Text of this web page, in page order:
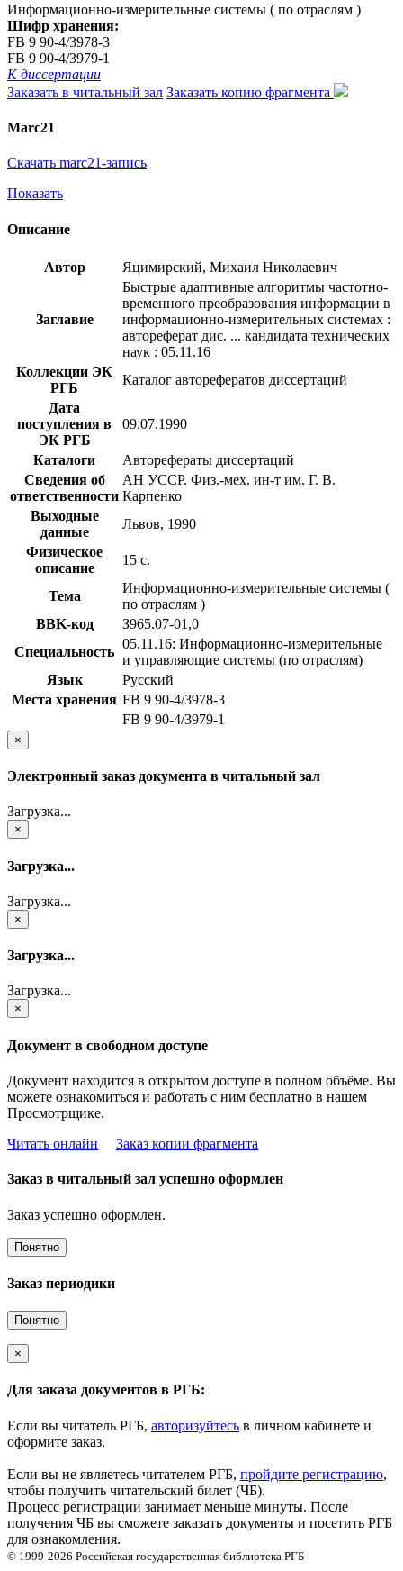
Информационно-измерительные системы ( по отраслям )
Шифр хранения:
FB 9 90-4/3978-3
FB 9 90-4/3979-1
К диссертации
Заказать в читальный зал Заказать копию фрагмента
Marc21
Скачать marc21-запись
Показать
Описание
Автор Яцимирский, Михаил Николаевич
Заглавие
Быстрые адаптивные алгоритмы частотно-
временного преобразования информации в
информационно-измерительных системах :
автореферат дис. ... кандидата технических
наук : 05.11.16
Коллекции ЭК
РГБ
Каталог авторефератов диссертаций
Дата
поступления в
ЭК РГБ
09.07.1990
Каталоги
Авторефераты диссертаций
Сведения об
ответственности
АН УССР. Физ.-мех. ин-т им. Г. В.
Карпенко
Выходные
данные
Львов, 1990
Физическое
описание
15 с.
Тема
Информационно-измерительные системы (
по отраслям )
BBK-код
З965.07-01,0
Специальность
05.11.16: Информационно-измерительные
и управляющие системы (по отраслям)
Язык
Русский
Места хранения FB 9 90-4/3978-3
FB 9 90-4/3979-1
×
Электронный заказ документа в читальный зал
Загрузка...
×
Загрузка...
Загрузка...
×
Загрузка...
Загрузка...
×
Документ в свободном доступе
Документ находится в открытом доступе в полном объёме. Вы
можете ознакомиться и работать с ним бесплатно в нашем
Просмотрщике.
Читать онлайн
Заказ копии фрагмента
Заказ в читальный зал успешно оформлен
Заказ успешно оформлен.
Понятно
Заказ периодики
Понятно
×
Для заказа документов в РГБ:
Если вы читатель РГБ, авторизуйтесь в личном кабинете и
оформите заказ.
Если вы не являетесь читателем РГБ, пройдите регистрацию,
чтобы получить читательский билет (ЧБ).
Процесс регистрации занимает меньше минуты. После
получения ЧБ вы сможете заказать документы и посетить РГБ
для ознакомления.
© 1999-2026 Российская государственная библиотека РГБ